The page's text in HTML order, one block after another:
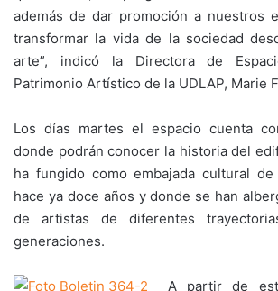
además de dar promoción a nuestros
transformar la vida de la sociedad
arte”, indicó la Directora de
Patrimonio Artístico de la UDLAP, Marie
Los días martes el espacio cuenta
donde podrán conocer la historia del
ha fungido como embajada cultural
hace ya doce años y donde se han
de artistas de diferentes
generaciones.
A partir de